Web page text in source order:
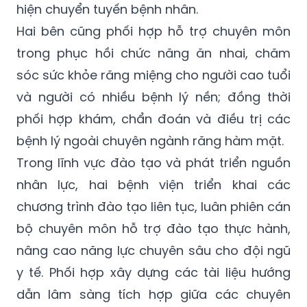
hiện chuyển tuyến bệnh nhân.
Hai bên cũng phối hợp hỗ trợ chuyên môn
trong phục hồi chức năng ăn nhai, chăm
sóc sức khỏe răng miệng cho người cao tuổi
và người có nhiều bệnh lý nền; đồng thời
phối hợp khám, chẩn đoán và điều trị các
bệnh lý ngoài chuyên ngành răng hàm mặt.
Trong lĩnh vực đào tạo và phát triển nguồn
nhân lực, hai bệnh viện triển khai các
chương trình đào tạo liên tục, luân phiên cán
bộ chuyên môn hỗ trợ đào tạo thực hành,
nâng cao năng lực chuyên sâu cho đội ngũ
y tế. Phối hợp xây dựng các tài liệu hướng
dẫn lâm sàng tích hợp giữa các chuyên